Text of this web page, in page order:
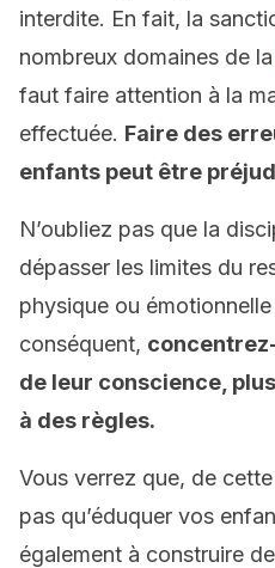
interdite. En fait, la
nombreux domaines de la
faut faire attention à la
effectuée. Faire des
enfants peut être
N’oubliez pas que la
dépasser les limites du
physique ou
conséquent,
de leur conscience,
à des règles.
Vous verrez que, de
pas qu’éduquer vos
également à construire